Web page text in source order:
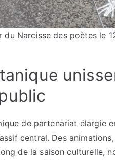
Narcisse des poètes le
de partenariat élargie
central. Des
de la saison culturelle,